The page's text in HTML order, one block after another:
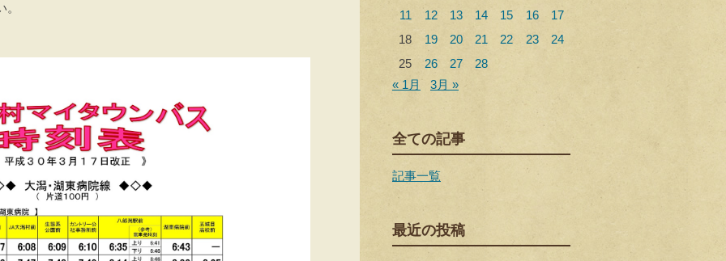
11
12 13 14 15 16
17
18
19 20 21 22 23
24
25
26 27
28
« 1月
3月 »
全ての記事
記事一覧
最近の投稿